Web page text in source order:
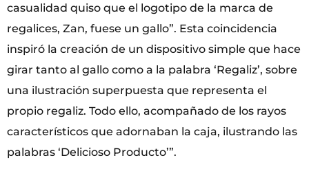
casualidad quiso que el logotipo de la marca de
regalices, Zan, fuese un gallo”. Esta coincidencia
inspiró la creación de un dispositivo simple que hace
girar tanto al gallo como a la palabra ‘Regaliz’, sobre
una ilustración superpuesta que representa el
propio regaliz. Todo ello, acompañado de los rayos
característicos que adornaban la caja, ilustrando las
palabras ‘Delicioso Producto’”.